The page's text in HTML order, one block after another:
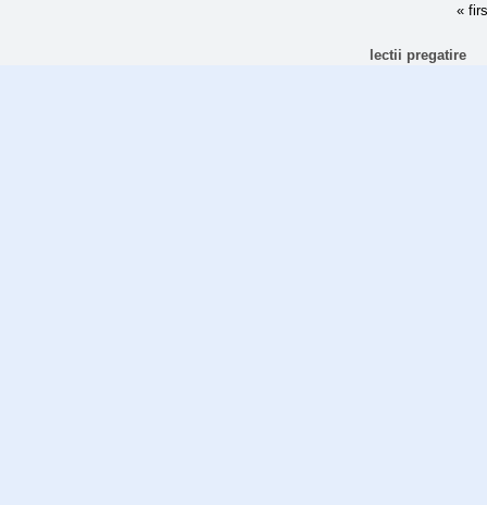
«
lectii pregatire